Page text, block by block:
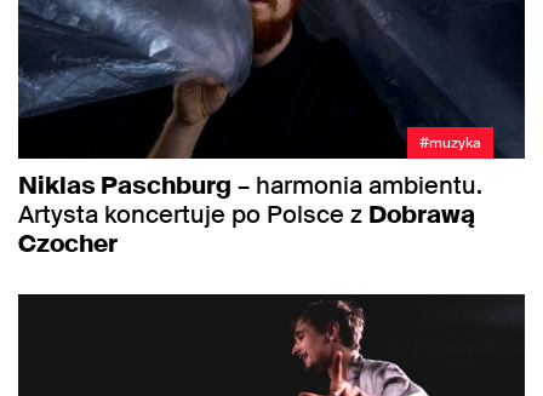
#muzyka
Niklas Paschburg – harmonia ambientu.
Artysta koncertuje po Polsce z Dobrawą
Czocher